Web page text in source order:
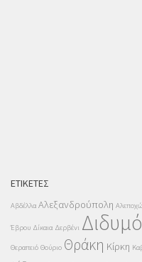
ΕΤΙΚΈΤΕΣ
Αβδέλλα Αλεξανδρούπολη
Έβρου Δίκαια Δερβένι
Θεραπειό Θούριο Θράκη Κίρκη